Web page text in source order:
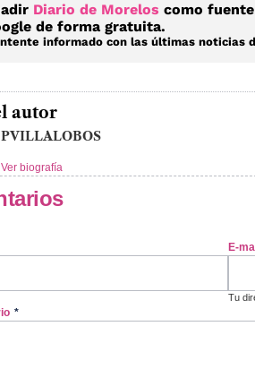
Diario de Morelos como
de forma gratuita.
informado con las últimas noticias
autor
PVILLALOBOS
Ver biografía
E-
Tu
*